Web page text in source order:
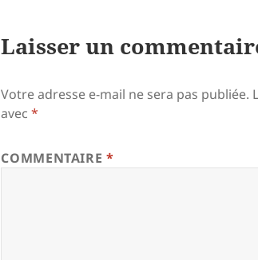
Laisser un
Votre adresse e-mail ne sera pas publiée.
avec*
COMMENTAIRE*